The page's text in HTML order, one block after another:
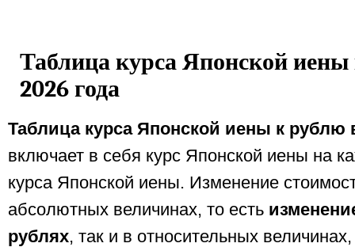
Таблица курса Японской
2026 года
Таблица курса Японской иены к рублю
включает в себя курс Японской иены на
курса Японской иены. Изменение
абсолютных величинах, то есть
рублях, так и в относительных